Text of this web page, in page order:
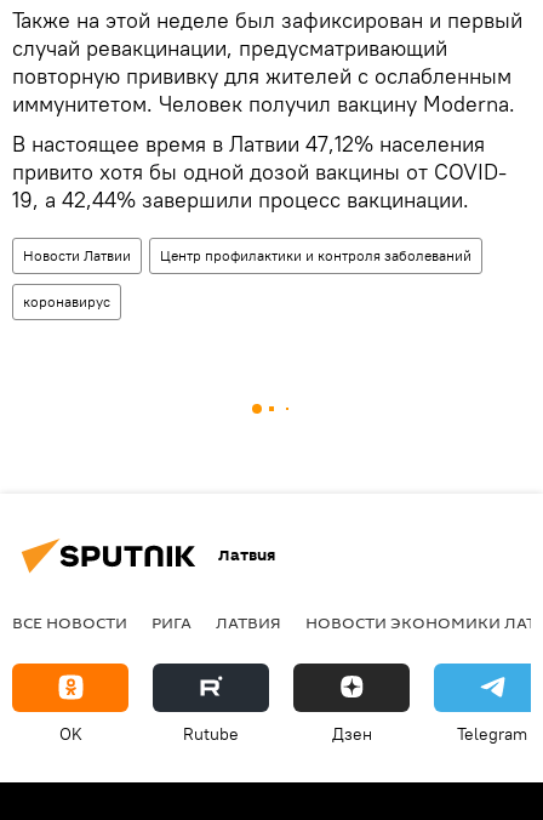
Также на этой неделе был зафиксирован и первый
случай ревакцинации, предусматривающий
повторную прививку для жителей с ослабленным
иммунитетом. Человек получил вакцину Moderna.
В настоящее время в Латвии 47,12% населения
привито хотя бы одной дозой вакцины от COVID-
19, а 42,44% завершили процесс вакцинации.
Новости Латвии Центр профилактики и контроля заболеваний
коронавирус
Латвия
ВСЕ НОВОСТИ РИГА ЛАТВИЯ НОВОСТИ ЭКОНОМИКИ
OK Rutube Дзен Telegram